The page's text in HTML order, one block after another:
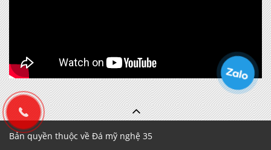
Bản quyền thuộc về Đá mỹ nghệ 35